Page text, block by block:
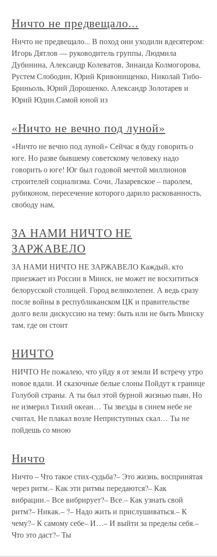
Ничто не предвещало...
Ничто не предвещало... В поход они уходили вдесятером:
Игорь Дятлов — руководитель группы, Людмила
Дубинина, Александр Колеватов, Зинаида Колмогорова,
Рустем Слободин, Юрий Кривонищенко, Николай Тибо-
Бриньоль, Юрий Дорошенко, Александр Золотарев и
Юрий Юдин.Самой юной из
«Ничто не вечно под луной»
«Ничто не вечно под луной» Сейчас я буду говорить о
юге. Но разве бывшему советскому человеку надо
говорить о юге! Юг был годовой мечтой миллионов
строителей социализма. Сочи, Лазаревское – паролем,
рубиконом, пересечение которого дарило раскованность,
свободу нам,
ЗА НАМИ НИЧТО НЕ
ЗАРЖАВЕЛО
ЗА НАМИ НИЧТО НЕ ЗАРЖАВЕЛО Каждый, кто
приезжает из России в Минск, не может не восхититься
белорусской столицей. Город великолепен. А ведь сразу
после войны в республиканском ЦК и правительстве
долго вели дискуссию на тему: быть или не быть Минску
там, где он стоит
НИЧТО
НИЧТО Не пожалею, что уйду я от земли И встречу утро
новое вдали. И сказочные белые слоны Пойдут к границе
Голубой страны. А ты был этой бурной жизнью пьян, Но
не измерил Тихий океан… Ты звезды в синем небе не
считал, Не плакал возле Неприступных скал… Ты не
пойдешь со мною
Ничто
Ничто – Что такое стих-судьба?– Это жизнь, воспринятая
через ритм.– Как эти ритмы передаются?– Как
вибрации.– Все вибрирует?– Все.– Как узнать свой
ритм?– Никак.– ?– Надо жить и прислушиваться.– К
чему?– К самому себе– И…– И выйти за пределы себя.–
Что это даст?– Ты